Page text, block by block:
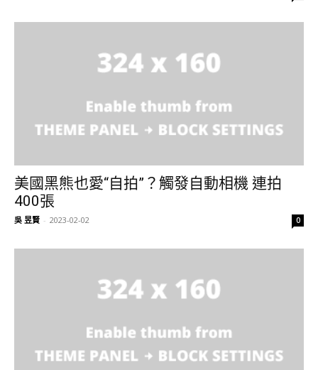
美國黑熊也愛“自拍”？觸發自動相機 連拍
400張
吳 昱賢 - 2023-02-02 0